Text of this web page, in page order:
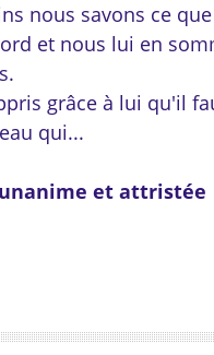
nous savons ce
et nous lui en
grâce à lui qu'il
qui...
et attristée